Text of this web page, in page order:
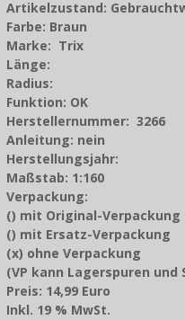
Artikelzustand:
Farbe: Braun
Marke: Trix
Länge:
Radius:
Funktion: OK
Herstellernummer: 3266
Anleitung: nein
Herstellungsjahr:
Maßstab: 1:160
Verpackung:
() mit Original-Verpackung
() mit Ersatz-Verpackung
(x) ohne Verpackung
(VP kann Lagerspuren und
Preis: 14,99 Euro
Inkl. 19 % MwSt.